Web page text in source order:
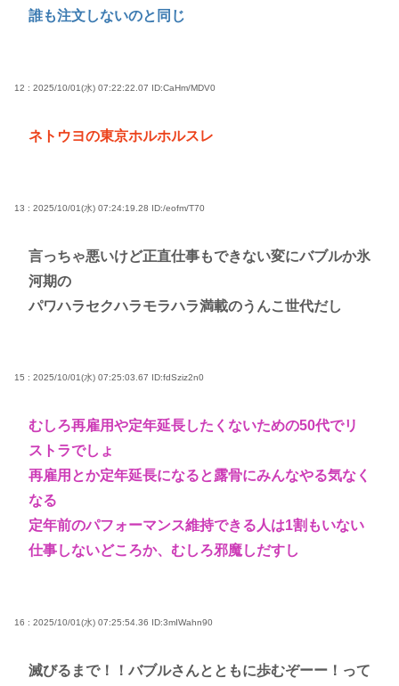
誰も注文しないのと同じ
12 : 2025/10/01(水) 07:22:22.07 ID:CaHm/MDV0
ネトウヨの東京ホルホルスレ
13 : 2025/10/01(水) 07:24:19.28 ID:/eofm/T70
言っちゃ悪いけど正直仕事もできない変にバブルか氷
河期の
パワハラセクハラモラハラ満載のうんこ世代だし
15 : 2025/10/01(水) 07:25:03.67 ID:fdSziz2n0
むしろ再雇用や定年延長したくないための50代でリ
ストラでしょ
再雇用とか定年延長になると露骨にみんなやる気なく
なる
定年前のパフォーマンス維持できる人は1割もいない
仕事しないどころか、むしろ邪魔しだすし
16 : 2025/10/01(水) 07:25:54.36 ID:3mIWahn90
滅びるまで！！バブルさんとともに歩むぞーー！って